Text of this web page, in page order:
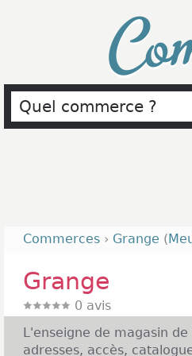
Commerces › Grange (
Grange
0 avis
L'enseigne de magasin de
adresses, accès,